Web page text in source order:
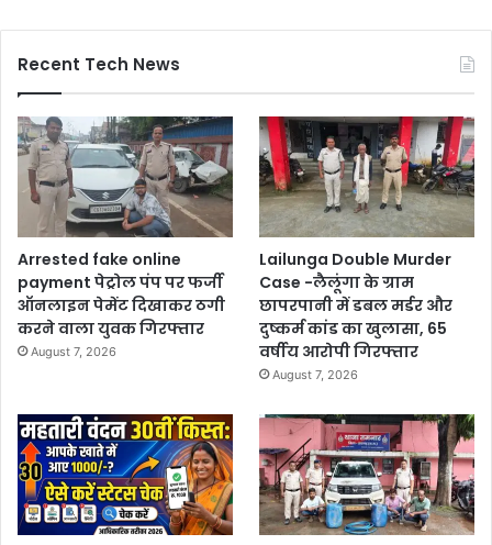
Recent Tech News
Arrested fake online
payment पेट्रोल पंप पर फर्जी
ऑनलाइन पेमेंट दिखाकर ठगी
करने वाला युवक गिरफ्तार
August 7, 2026
Lailunga Double Murder
Case -लैलूंगा के ग्राम
छापरपानी में डबल मर्डर और
दुष्कर्म कांड का खुलासा, 65
वर्षीय आरोपी गिरफ्तार
August 7, 2026